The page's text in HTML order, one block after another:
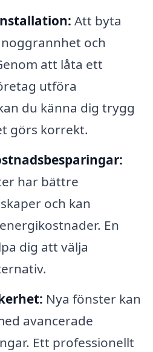
Att byta
och
att låta ett
utföra
du känna dig trygg
görs korrekt.
har bättre
och kan
En
dig att välja
Nya fönster kan
avancerade
Ett professionellt